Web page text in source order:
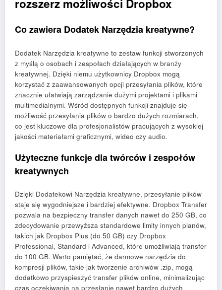
rozszerz możliwości Dropbox
Co zawiera Dodatek Narzędzia kreatywne?
Dodatek Narzędzia kreatywne to zestaw funkcji stworzonych
z myślą o osobach i zespołach działających w branży
kreatywnej. Dzięki niemu użytkownicy Dropbox mogą
korzystać z zaawansowanych opcji przesyłania plików, które
znacznie ułatwiają zarządzanie dużymi projektami i plikami
multimedialnymi. Wśród dostępnych funkcji znajduje się
możliwość przesyłania plików o bardzo dużych rozmiarach,
co jest kluczowe dla profesjonalistów pracujących z wysokiej
jakości materiałami graficznymi, wideo czy audio.
Użyteczne funkcje dla twórców i zespołów
kreatywnych
Dzięki Dodatekowi Narzędzia kreatywne, przesyłanie plików
staje się wygodniejsze i bardziej efektywne. Dropbox Transfer
pozwala na bezpieczny transfer danych nawet do 250 GB, co
zdecydowanie przewyższa standardowe limity innych planów,
takich jak Dropbox Plus (do 50 GB) czy Dropbox
Professional, Standard i Advanced, które umożliwiają transfer
do 100 GB. Warto pamiętać, że darmowe narzędzia do
kompresji plików, takie jak tworzenie archiwów .zip, mogą
dodatkowo przyspieszyć transfer plików online, minimalizując
czas oczekiwania na przesłanie nawet bardzo dużych